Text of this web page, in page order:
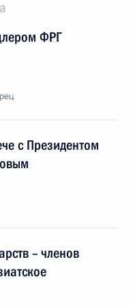
ФРГ
с Президентом
– членов